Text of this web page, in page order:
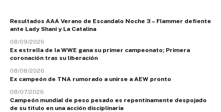
Resultados AAA Verano de Escandalo Noche 3 – Flammer defiente
ante Lady Shani y La Catalina
08/09/2026
Ex estrella de la WWE gana su primer campeonato; Primera
coronación tras su liberación
08/08/2026
Ex campeón de TNA rumorado a unirse a AEW pronto
08/07/2026
Campeón mundial de peso pesado es repentinamente despojado
de su título en una acción disciplinaria